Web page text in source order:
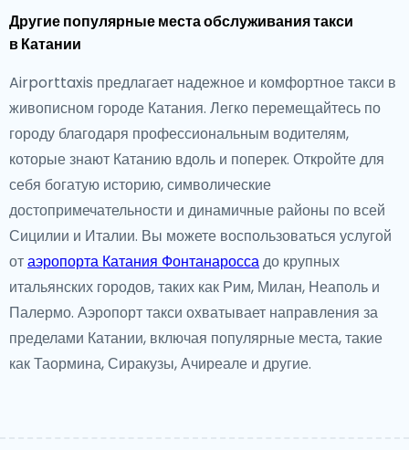
Другие популярные места обслуживания такси
в Катании
Airporttaxis предлагает надежное и комфортное такси в
живописном городе Катания. Легко перемещайтесь по
городу благодаря профессиональным водителям,
которые знают Катанию вдоль и поперек. Откройте для
себя богатую историю, символические
достопримечательности и динамичные районы по всей
Сицилии и Италии. Вы можете воспользоваться услугой
отаэропорта Катания Фонтанароссадо крупных
итальянских городов, таких как Рим, Милан, Неаполь и
Палермо. Аэропорт такси охватывает направления за
пределами Катании, включая популярные места, такие
как Таормина, Сиракузы, Ачиреале и другие.